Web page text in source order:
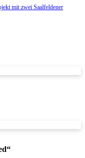
mit zwei Saalfeldener